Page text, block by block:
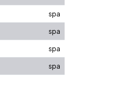
spa
spa
spa
spa